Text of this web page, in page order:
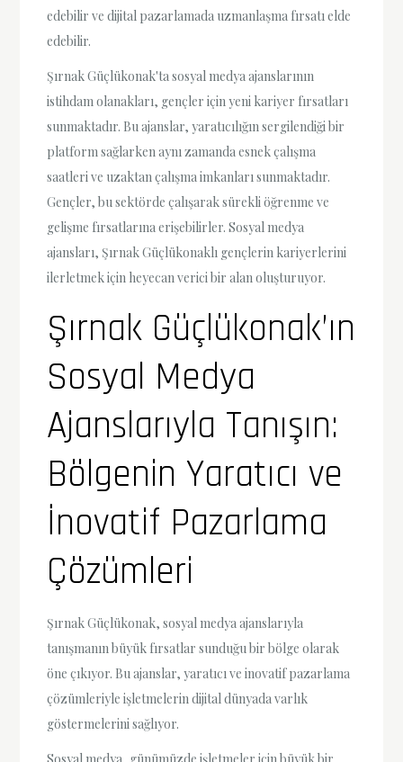
edebilir ve dijital pazarlamada uzmanlaşma fırsatı elde
edebilir.
Şırnak Güçlükonak'ta sosyal medya ajanslarının
istihdam olanakları, gençler için yeni kariyer fırsatları
sunmaktadır. Bu ajanslar, yaratıcılığın sergilendiği bir
platform sağlarken aynı zamanda esnek çalışma
saatleri ve uzaktan çalışma imkanları sunmaktadır.
Gençler, bu sektörde çalışarak sürekli öğrenme ve
gelişme fırsatlarına erişebilirler. Sosyal medya
ajansları, Şırnak Güçlükonaklı gençlerin kariyerlerini
ilerletmek için heyecan verici bir alan oluşturuyor.
Şırnak Güçlükonak’ın
Sosyal Medya
Ajanslarıyla Tanışın:
Bölgenin Yaratıcı ve
İnovatif Pazarlama
Çözümleri
Şırnak Güçlükonak, sosyal medya ajanslarıyla
tanışmanın büyük fırsatlar sunduğu bir bölge olarak
öne çıkıyor. Bu ajanslar, yaratıcı ve inovatif pazarlama
çözümleriyle işletmelerin dijital dünyada varlık
göstermelerini sağlıyor.